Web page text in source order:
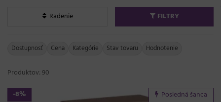
Radenie FILTRY
Dostupnosť Cena Kategórie Stav tovaru Hodnotenie
Produktov: 90
-8%
Posledná šanca